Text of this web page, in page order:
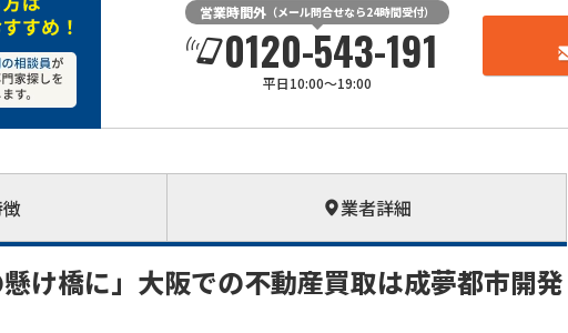
営業時間外（メール問合せなら24時間受付）
0120-543-191
平日10:00～19:00
業者詳細
懸け橋に」大阪での不動産買取は成夢都市開発